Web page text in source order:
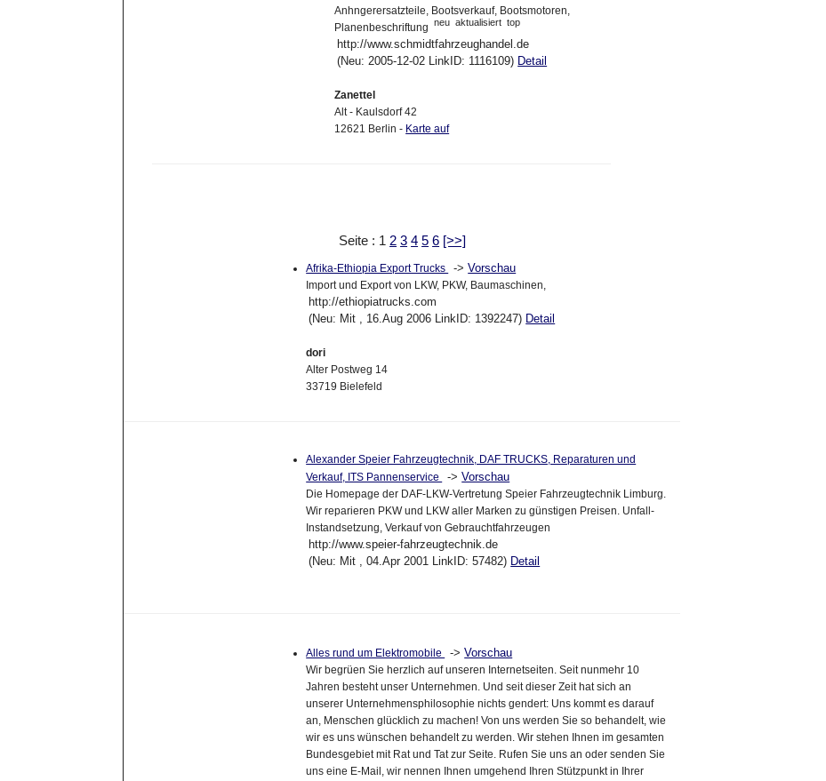
Anhngerersatzteile, Bootsverkauf, Bootsmotoren,
Planenbeschriftung neu aktualisiert top
http://www.schmidtfahrzeughandel.de
(Neu: 2005-12-02 LinkID: 1116109) Detail
Zanettel
Alt - Kaulsdorf 42
12621 Berlin - Karte auf
Seite : 1 2 3 4 5 6 [>>]
Afrika-Ethiopia Export Trucks ->Vorschau
Import und Export von LKW, PKW, Baumaschinen,
http://ethiopiatrucks.com
(Neu: Mit , 16.Aug 2006 LinkID: 1392247) Detail
dori
Alter Postweg 14
33719 Bielefeld
Alexander Speier Fahrzeugtechnik, DAF TRUCKS, Reparaturen und
Verkauf, ITS Pannenservice
->Vorschau
Die Homepage der DAF-LKW-Vertretung Speier Fahrzeugtechnik Limburg.
Wir reparieren PKW und LKW aller Marken zu günstigen Preisen. Unfall-
Instandsetzung, Verkauf von Gebrauchtfahrzeugen
http://www.speier-fahrzeugtechnik.de
(Neu: Mit , 04.Apr 2001 LinkID: 57482) Detail
Alles rund um Elektromobile ->Vorschau
Wir begrüen Sie herzlich auf unseren Internetseiten. Seit nunmehr 10
Jahren besteht unser Unternehmen. Und seit dieser Zeit hat sich an
unserer Unternehmensphilosophie nichts gendert: Uns kommt es darauf
an, Menschen glücklich zu machen! Von uns werden Sie so behandelt, wie
wir es uns wünschen behandelt zu werden. Wir stehen Ihnen im gesamten
Bundesgebiet mit Rat und Tat zur Seite. Rufen Sie uns an oder senden Sie
uns eine E-Mail, wir nennen Ihnen umgehend Ihren Stützpunkt in Ihrer